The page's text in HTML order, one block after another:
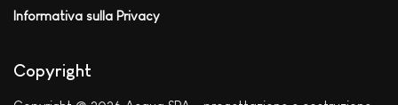
Informativa sulla Privacy
Copyright